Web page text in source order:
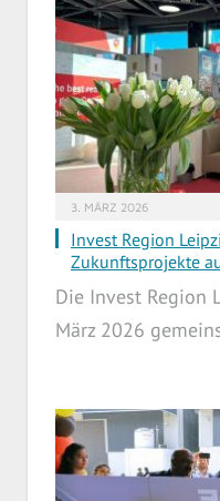
3. MÄRZ 2026
Invest Region
Zukunftsprojekte
Die Invest Region
März 2026